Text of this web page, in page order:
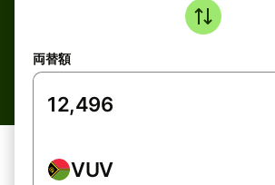
両替額
VUV